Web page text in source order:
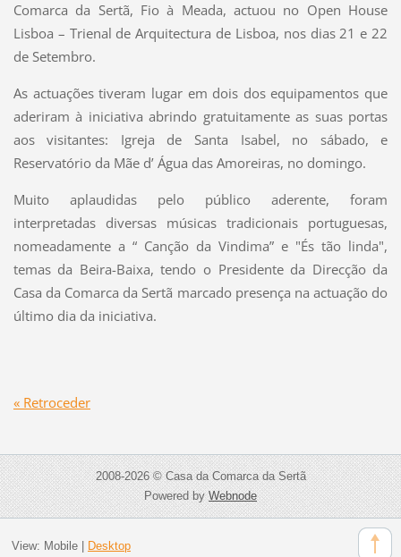
Comarca da Sertã, Fio à Meada, actuou no Open House
Lisboa – Trienal de Arquitectura de Lisboa, nos dias 21 e 22
de Setembro.
As actuações tiveram lugar em dois dos equipamentos que
aderiram à iniciativa abrindo gratuitamente as suas portas
aos visitantes: Igreja de Santa Isabel, no sábado, e
Reservatório da Mãe d’ Água das Amoreiras, no domingo.
Muito aplaudidas pelo público aderente, foram
interpretadas diversas músicas tradicionais portuguesas,
nomeadamente a “ Canção da Vindima” e "És tão linda",
temas da Beira-Baixa, tendo o Presidente da Direcção da
Casa da Comarca da Sertã marcado presença na actuação do
último dia da iniciativa.
« Retroceder
2008-2026 © Casa da Comarca da Sertã
Powered byWebnode
View: Mobile| Desktop